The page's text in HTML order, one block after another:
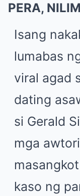
PERA,
Isang
lumabas
viral agad
dating
si Gerald
mga
kaso ng